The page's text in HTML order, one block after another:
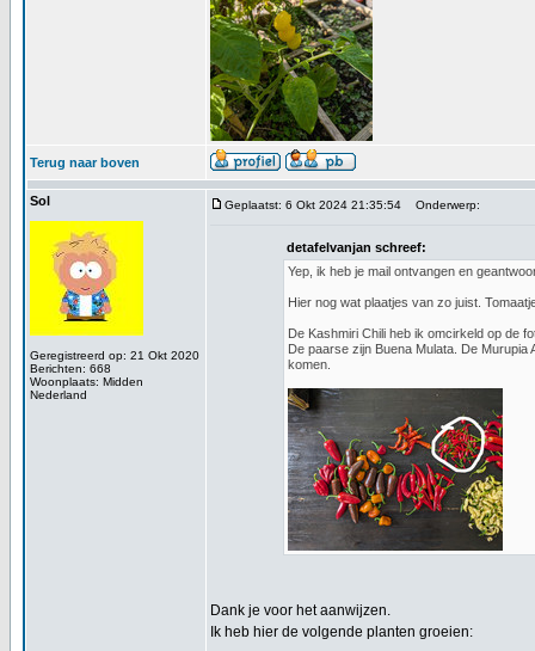
Terug naar boven
Sol
Geregistreerd op: 21 Okt 2020
Berichten: 668
Woonplaats: Midden
Nederland
Geplaatst: 6 Okt 2024 21:35:54 Onderwerp:
detafelvanjan schreef:
Yep, ik heb je mail ontvangen en
Hier nog wat plaatjes van zo juist.
De Kashmiri Chili heb ik omcirkeld op de
De paarse zijn Buena Mulata. De
komen.
Dank je voor het aanwijzen.
Ik heb hier de volgende planten groeien: